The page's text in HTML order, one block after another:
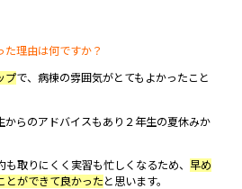
理由は何ですか？
プで、病棟の雰囲気がとてもよかったこと
からのアドバイスもあり２年生の夏休みか
取りにくく実習も忙しくなるため、 早め
とができて良かった と思います。